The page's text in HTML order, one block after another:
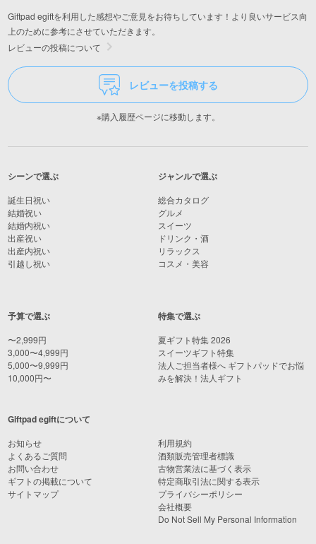
Giftpad egiftを利用した感想やご意見をお待ちしています！より良いサービス向
上のために参考にさせていただきます。
レビューの投稿について
レビューを投稿する
※購入履歴ページに移動します。
シーンで選ぶ
誕生日祝い
結婚祝い
結婚内祝い
出産祝い
出産内祝い
引越し祝い
予算で選ぶ
〜2,999円
3,000〜4,999円
5,000〜9,999円
10,000円〜
ジャンルで選ぶ
総合カタログ
グルメ
スイーツ
ドリンク・酒
リラックス
コスメ・美容
特集で選ぶ
夏ギフト特集 2026
スイーツギフト特集
法人ご担当者様へ ギフトパッドでお悩
みを解決！法人ギフト
Giftpad egiftについて
お知らせ
よくあるご質問
お問い合わせ
ギフトの掲載について
サイトマップ
利用規約
酒類販売管理者標識
古物営業法に基づく表示
特定商取引法に関する表示
プライバシーポリシー
会社概要
Do Not Sell My Personal Information